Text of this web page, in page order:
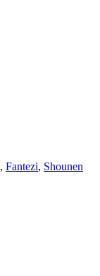
, Fantezi, Shounen